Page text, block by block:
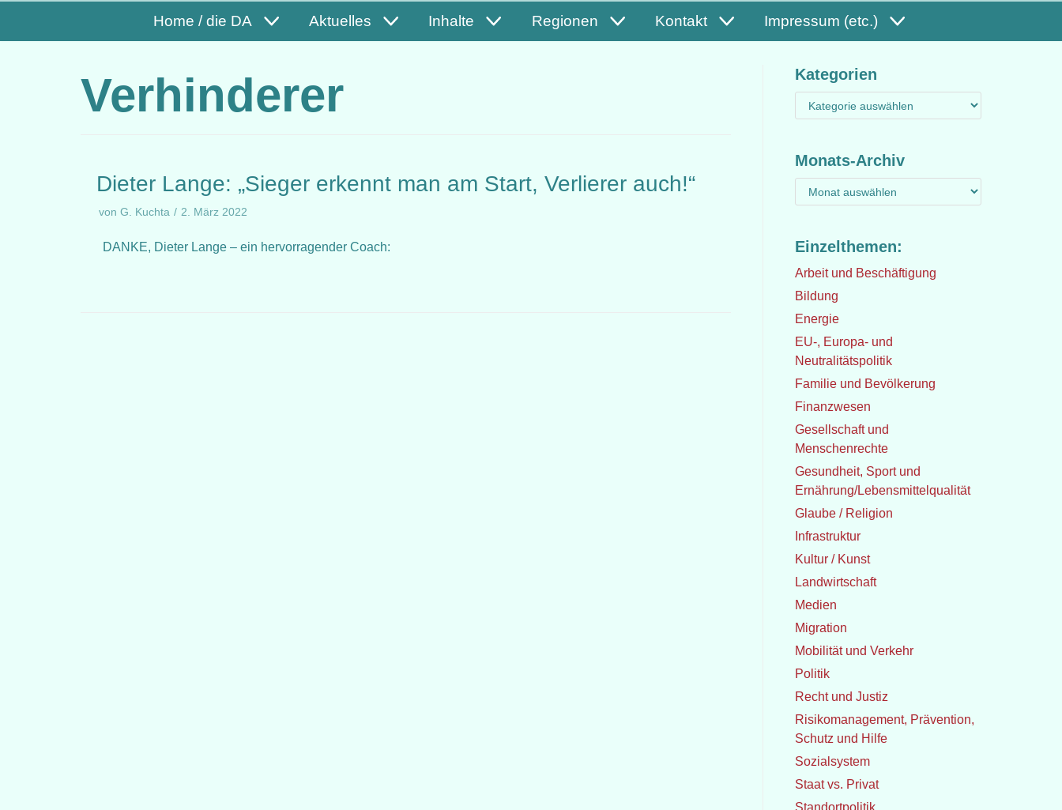
Home / die DA Aktuelles Inhalte Regionen Kontakt Impressum (etc.)
Verhinderer
Dieter Lange: „Sieger erkennt man am Start, Verlierer auch!“
von G. Kuchta 2. März 2022
DANKE, Dieter Lange – ein hervorragender Coach:
Kategorien
Monats-Archiv
Einzelthemen:
Arbeit und Beschäftigung
Bildung
Energie
EU-, Europa- und
Neutralitätspolitik
Familie und Bevölkerung
Finanzwesen
Gesellschaft und
Menschenrechte
Gesundheit, Sport und
Ernährung/Lebensmittelqualität
Glaube / Religion
Infrastruktur
Kultur / Kunst
Landwirtschaft
Medien
Migration
Mobilität und Verkehr
Politik
Recht und Justiz
Risikomanagement, Prävention,
Schutz und Hilfe
Sozialsystem
Staat vs. Privat
Standortpolitik